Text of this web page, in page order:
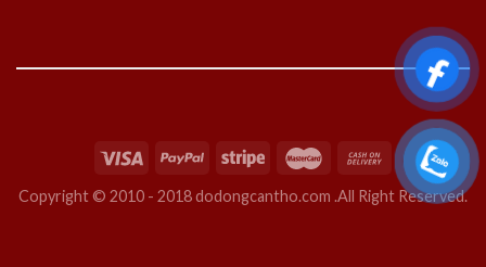
Copyright © 2010 - 2018 dodongcantho.com .All Right Reserved.